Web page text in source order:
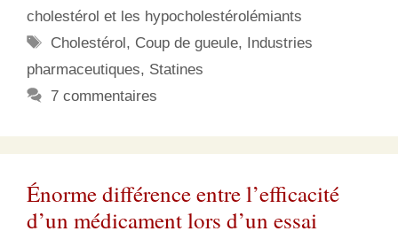
cholestérol et les hypocholestérolémiants
Étiquettes
Cholestérol, Coup de gueule, Industries
pharmaceutiques, Statines
7 commentaires
Énorme différence entre l’efficacité
d’un médicament lors d’un essai